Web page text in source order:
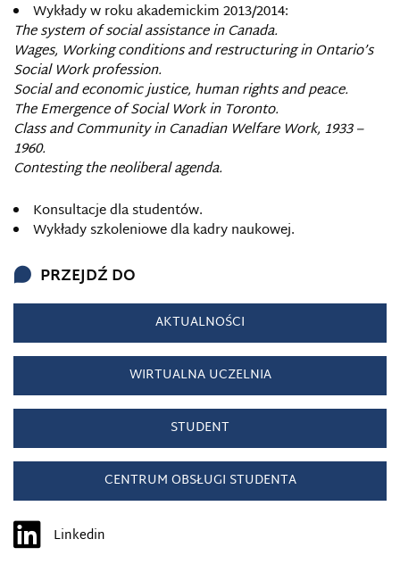
Wykłady w roku akademickim 2013/2014:
The system of social assistance in Canada.
Wages, Working conditions and restructuring in Ontario’s
Social Work profession.
Social and economic justice, human rights and peace.
The Emergence of Social Work in Toronto.
Class and Community in Canadian Welfare Work, 1933 –
1960.
Contesting the neoliberal agenda.
Konsultacje dla studentów.
Wykłady szkoleniowe dla kadry naukowej.
PRZEJDŹ DO
AKTUALNOŚCI
WIRTUALNA UCZELNIA
STUDENT
CENTRUM OBSŁUGI STUDENTA
Linkedin